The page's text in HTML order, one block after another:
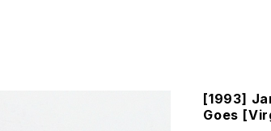
[1993]
Goes